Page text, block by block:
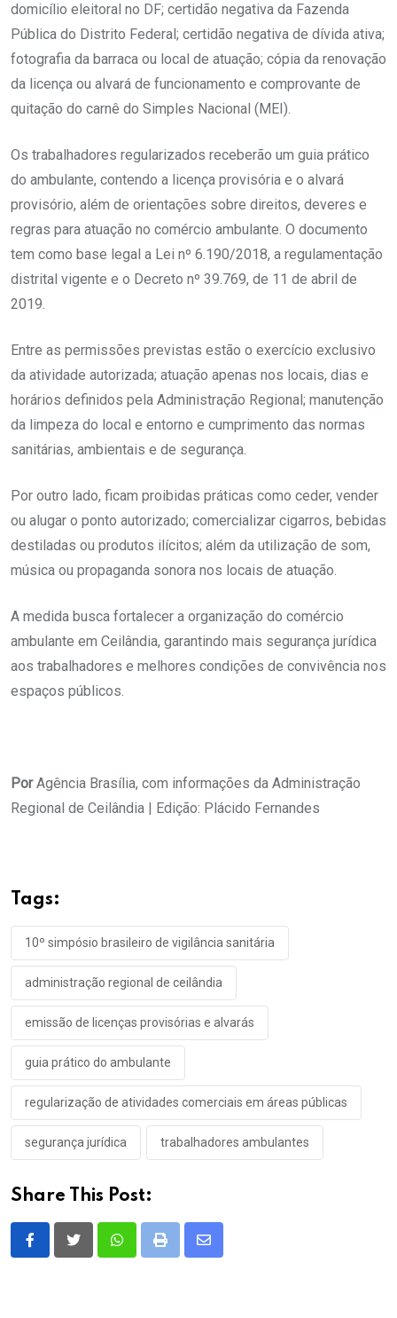
domicílio eleitoral no DF; certidão negativa da Fazenda
Pública do Distrito Federal; certidão negativa de dívida ativa;
fotografia da barraca ou local de atuação; cópia da renovação
da licença ou alvará de funcionamento e comprovante de
quitação do carnê do Simples Nacional (MEI).
Os trabalhadores regularizados receberão um guia prático
do ambulante, contendo a licença provisória e o alvará
provisório, além de orientações sobre direitos, deveres e
regras para atuação no comércio ambulante. O documento
tem como base legal a Lei nº 6.190/2018, a regulamentação
distrital vigente e o Decreto nº 39.769, de 11 de abril de
2019.
Entre as permissões previstas estão o exercício exclusivo
da atividade autorizada; atuação apenas nos locais, dias e
horários definidos pela Administração Regional; manutenção
da limpeza do local e entorno e cumprimento das normas
sanitárias, ambientais e de segurança.
Por outro lado, ficam proibidas práticas como ceder, vender
ou alugar o ponto autorizado; comercializar cigarros, bebidas
destiladas ou produtos ilícitos; além da utilização de som,
música ou propaganda sonora nos locais de atuação.
A medida busca fortalecer a organização do comércio
ambulante em Ceilândia, garantindo mais segurança jurídica
aos trabalhadores e melhores condições de convivência nos
espaços públicos.
PorAgência Brasília, com informações da Administração
Regional de Ceilândia | Edição: Plácido Fernandes
Tags:
10º simpósio brasileiro de vigilância sanitária
administração regional de ceilândia
emissão de licenças provisórias e alvarás
guia prático do ambulante
regularização de atividades comerciais em áreas públicas
segurança jurídica trabalhadores ambulantes
Share This Post:
WhatsappPrint
Share